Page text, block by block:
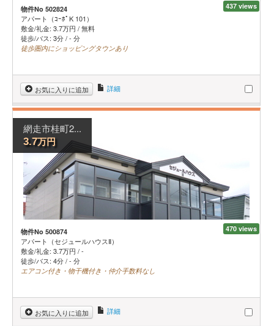
437 views
物件No 502824
アパート（ｺｰﾎﾟK 101）
敷金/礼金: 3.7万円 /無料
徒歩/バス: 3分 / - 分
徒歩圏内にショッピングタウンあり
お気に入りに追加 詳細
網走市桂町2...
3.7万円
470 views
物件No 500874
アパート（セジュールハウスⅡ）
敷金/礼金: 3.7万円 /-
徒歩/バス: 4分 / - 分
エアコン付き・物干機付き・仲介手数料なし
お気に入りに追加 詳細